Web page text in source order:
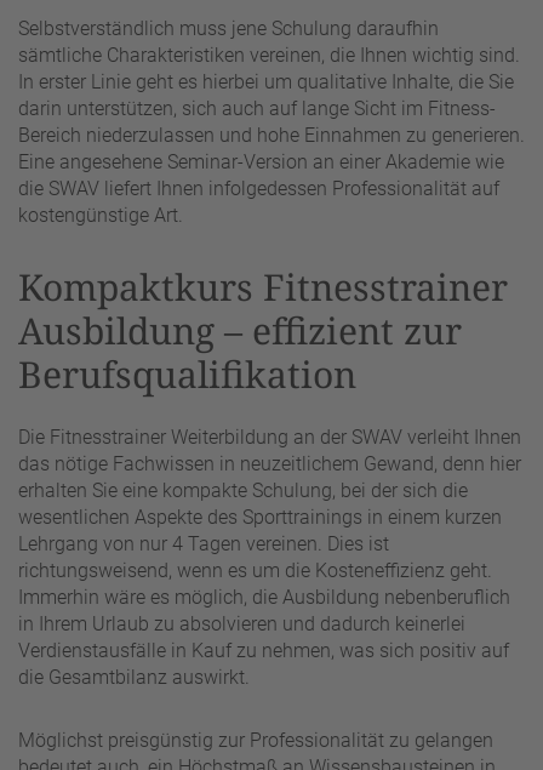
Selbstverständlich muss jene Schulung daraufhin
sämtliche Charakteristiken vereinen, die Ihnen wichtig sind.
In erster Linie geht es hierbei um qualitative Inhalte, die Sie
darin unterstützen, sich auch auf lange Sicht im Fitness-
Bereich niederzulassen und hohe Einnahmen zu generieren.
Eine angesehene Seminar-Version an einer Akademie wie
die SWAV liefert Ihnen infolgedessen Professionalität auf
kostengünstige Art.
Kompaktkurs Fitnesstrainer
Ausbildung – effizient zur
Berufsqualifikation
Die Fitnesstrainer Weiterbildung an der SWAV verleiht Ihnen
das nötige Fachwissen in neuzeitlichem Gewand, denn hier
erhalten Sie eine kompakte Schulung, bei der sich die
wesentlichen Aspekte des Sporttrainings in einem kurzen
Lehrgang von nur 4 Tagen vereinen. Dies ist
richtungsweisend, wenn es um die Kosteneffizienz geht.
Immerhin wäre es möglich, die Ausbildung nebenberuflich
in Ihrem Urlaub zu absolvieren und dadurch keinerlei
Verdienstausfälle in Kauf zu nehmen, was sich positiv auf
die Gesamtbilanz auswirkt.
Möglichst preisgünstig zur Professionalität zu gelangen